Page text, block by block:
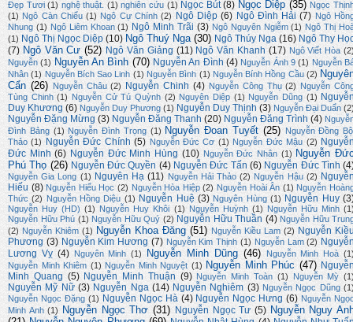
Đẹp Tươi (1) nghệ thuật. (1) nghiên cứu (1) Ngọc Bút (8) Ngọc Diệp (35) Ngọc
(1) Ngô Càn Chiểu (1) Ngô Cự Chính (2) Ngô Diệp (6) Ngô Đình Hải (7) Ngô
Nhung (1) Ngô Liêm Khoan (1) Ngô Minh Trãi (3) Ngô Nguyên Ngiễm (1) Ngô Thị
(1) Ngô Thị Ngọc Diệp (10) Ngô Thuý Nga (30) Ngô Thúy Nga (16) Ngô Thy
(7) Ngô Văn Cư (52) Ngô Văn Giảng (11) Ngô Văn Khanh (17) Ngô Viết Hòa
Nguyễn (1) Nguyễn An Bình (70) Nguyễn An Đình (4) Nguyễn Ánh 9 (1) Nguyễn
Nhân (1) Nguyễn Bích Sao Linh (1) Nguyễn Bình (1) Nguyễn Bính Hồng Cầu (2)
Cẩn (26) Nguyễn Châu (2) Nguyễn Chinh (4) Nguyễn Công Thụ (2) Nguyễn
Tùng Chinh (1) Nguyễn Cử Tú Quỳnh (2) Nguyên Diệp (1) Nguyễn Dũng (1)
Duy Khương (6) Nguyễn Duy Phương (1) Nguyễn Duy Thịnh (3) Nguyễn Đại Duẩn
Nguyễn Đặng Mừng (3) Nguyễn Đăng Thanh (20) Nguyễn Đăng Trình (4)
Đình Bảng (1) Nguyễn Đình Trọng (1) Nguyễn Đoan Tuyết (25)
Nguyễn Đồng
Thảo (1) Nguyễn Đức Chính (5) Nguyễn Đức Cơ (1) Nguyễn Đức Mậu (2)
Đức Minh (6) Nguyễn Đức Minh Hùng (10) Nguyễn Đức Nhân (1) Nguyễn
Phú Thọ (26) Nguyễn Đức Quyền (4) Nguyễn Đức Tấn (6) Nguyễn Đức Tình
Nguyễn Gia Long (1) Nguyên Hạ (11) Nguyễn Hải Thảo (2) Nguyễn Hậu (2)
Hiếu (8) Nguyễn Hiếu Học (2) Nguyễn Hòa Hiệp (2) Nguyễn Hoài Ân (1) Nguyễn
Thức (2) Nguyễn Hồng Diệu (1) Nguyễn Huệ (3) Nguyên Hùng (1) Nguyễn Huy
Nguyễn Huy (HD) (1) Nguyễn Huy Khôi (1) Nguyễn Huỳnh (1) Nguyễn Hữu Minh
Nguyễn Hữu Phú (1) Nguyễn Hữu Quý (2) Nguyễn Hữu Thuần (4) Nguyễn Hữu
(2) Nguyễn Khiêm (1) Nguyễn Khoa Đăng (51) Nguyễn Kiều Lam (2) Nguyễn
Phương (3) Nguyễn Kim Hương (7) Nguyễn Kim Thịnh (1) Nguyễn Lam (2)
Lương Vỵ (4) Nguyên Minh (1) Nguyễn Minh Dũng (46) Nguyễn Minh Hoà
Nguyễn Minh Khiêm (1) Nguyễn Minh Nguyệt (1) Nguyễn Minh Phúc (47)
Minh Quang (5) Nguyễn Minh Thuận (9) Nguyễn Minh Toàn (1) Nguyễn Mỳ
Nguyễn Mỹ Nữ (3) Nguyễn Nga (14) Nguyễn Nghiêm (3) Nguyễn Ngọc Dũng
Nguyễn Ngọc Đặng (1) Nguyễn Ngọc Hà (4) Nguyễn Ngọc Hưng (6) Nguyễn
Minh Anh (1) Nguyễn Ngọc Thơ (31) Nguyễn Ngọc Tư (5) Nguyễn Nguy